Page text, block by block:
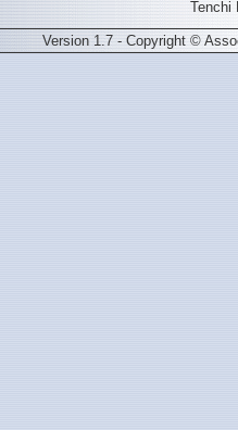
Tenchi
Version 1.7 - Copyright ©